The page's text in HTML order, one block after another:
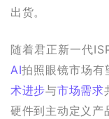
出货。
随着君正新一代
AI拍照眼镜市场有
术进步与市场需求
硬件到主动定义产